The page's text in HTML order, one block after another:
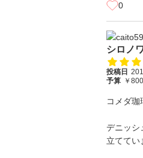
0
シロノ
投稿日
予算 ￥800
コメダ珈
デニッシ
立ててい